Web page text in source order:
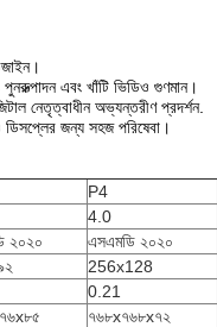
এবং খাঁটি ভিডিও গুণমান।
নেতৃত্বাধীন অভ্যন্তরীণ প্রদর্শন.
জন্য সহজ পরিষেবা।
P4
4.0
২০২০ এসএমডি ২০২০
256x128
0.21
৭৬৮x৭৬৮x৭২